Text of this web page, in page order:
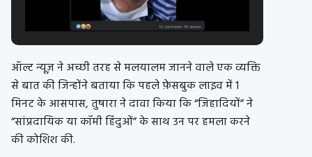
ऑल्ट न्यूज़ ने अच्छी तरह से मलयालम जानने वाले एक व्यक्ति
से बात की जिन्होंने बताया कि पहले फ़ेसबुक लाइव में 1
मिनट के आसपास, तुषारा ने दावा किया कि “जिहादियों” ने
“सांप्रदायिक या कॉमी हिंदुओं” के साथ उन पर हमला करने
की कोशिश की.